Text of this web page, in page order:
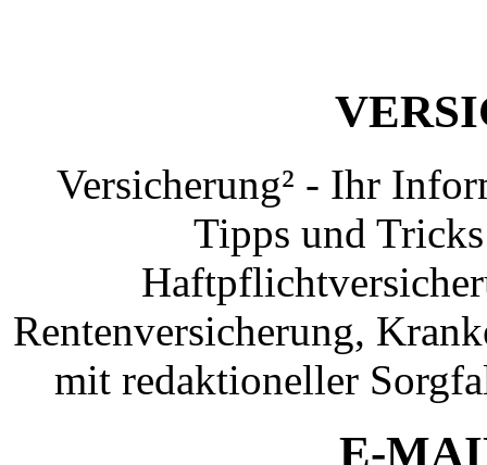
Versicherung² - Ihr
Tipps und
Rentenversicherung,
mit redaktioneller
E-